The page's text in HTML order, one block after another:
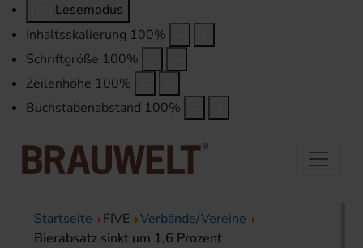
Lesemodus
Inhaltsskalierung 100%
Schriftgröße 100%
Zeilenhöhe 100%
Buchstabenabstand 100%
Startseite FIVE Verbände/Vereine
Bierabsatz sinkt um 1,6 Prozent